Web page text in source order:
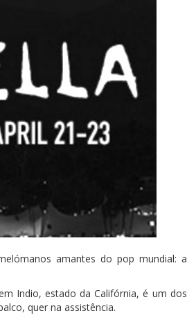
amantes do pop mundial: a
Indio, estado da Califórnia, é um dos
quer na assistência.